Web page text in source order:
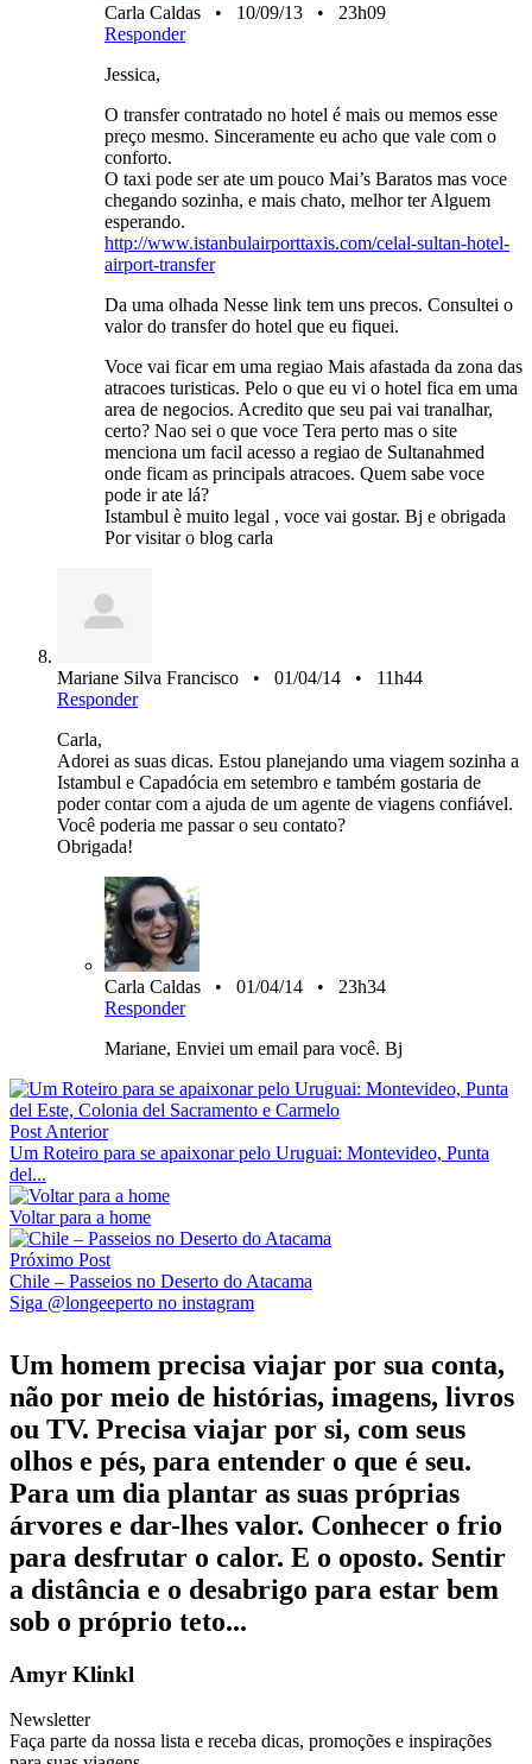
Carla Caldas • 10/09/13 • 23h09
Responder
Jessica,
O transfer contratado no hotel é mais ou memos esse
preço mesmo. Sinceramente eu acho que vale com o
conforto.
O taxi pode ser ate um pouco Mai’s Baratos mas voce
chegando sozinha, e mais chato, melhor ter Alguem
esperando.
http://www.istanbulairporttaxis.com/celal-sultan-hotel-
airport-transfer
Da uma olhada Nesse link tem uns precos. Consultei o
valor do transfer do hotel que eu fiquei.
Voce vai ficar em uma regiao Mais afastada da zona das
atracoes turisticas. Pelo o que eu vi o hotel fica em uma
area de negocios. Acredito que seu pai vai tranalhar,
certo? Nao sei o que voce Tera perto mas o site
menciona um facil acesso a regiao de Sultanahmed
onde ficam as principals atracoes. Quem sabe voce
pode ir ate lá?
Istambul è muito legal , voce vai gostar. Bj e obrigada
Por visitar o blog carla
Mariane Silva Francisco • 01/04/14 • 11h44
Responder
Carla,
Adorei as suas dicas. Estou planejando uma viagem sozinha a
Istambul e Capadócia em setembro e também gostaria de
poder contar com a ajuda de um agente de viagens confiável.
Você poderia me passar o seu contato?
Obrigada!
Carla Caldas • 01/04/14 • 23h34
Responder
Mariane, Enviei um email para você. Bj
Post Anterior
Um Roteiro para se apaixonar pelo Uruguai: Montevideo, Punta
del...
Voltar para a home
Próximo Post
Chile – Passeios no Deserto do Atacama
Siga @longeeperto no instagram
Um homem precisa viajar por sua conta,
não por meio de histórias, imagens, livros
ou TV. Precisa viajar por si, com seus
olhos e pés, para entender o que é seu.
Para um dia plantar as suas próprias
árvores e dar-lhes valor. Conhecer o frio
para desfrutar o calor. E o oposto. Sentir
a distância e o desabrigo para estar bem
sob o próprio teto...
Amyr Klinkl
Newsletter
Faça parte da nossa lista e receba dicas, promoções e inspirações